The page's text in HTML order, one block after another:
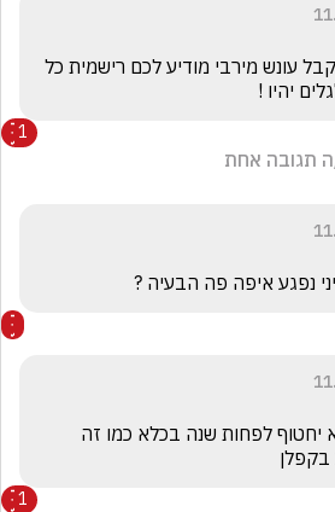
יהיו !
1
תגובה אחת
נפגע איפה פה הבעיה ?
1